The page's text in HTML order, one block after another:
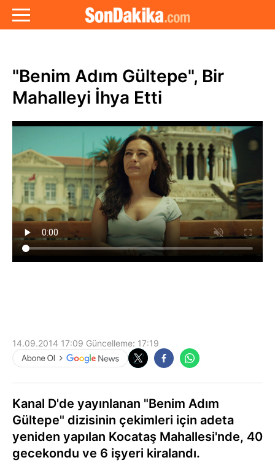
"Benim Adım Gültepe", Bir
Mahalleyi İhya Etti
14.09.2014 17:09 Güncelleme: 17:19
Kanal D'de yayınlanan "Benim Adım
Gültepe" dizisinin çekimleri için adeta
yeniden yapılan Kocataş Mahallesi'nde, 40
gecekondu ve 6 işyeri kiralandı.